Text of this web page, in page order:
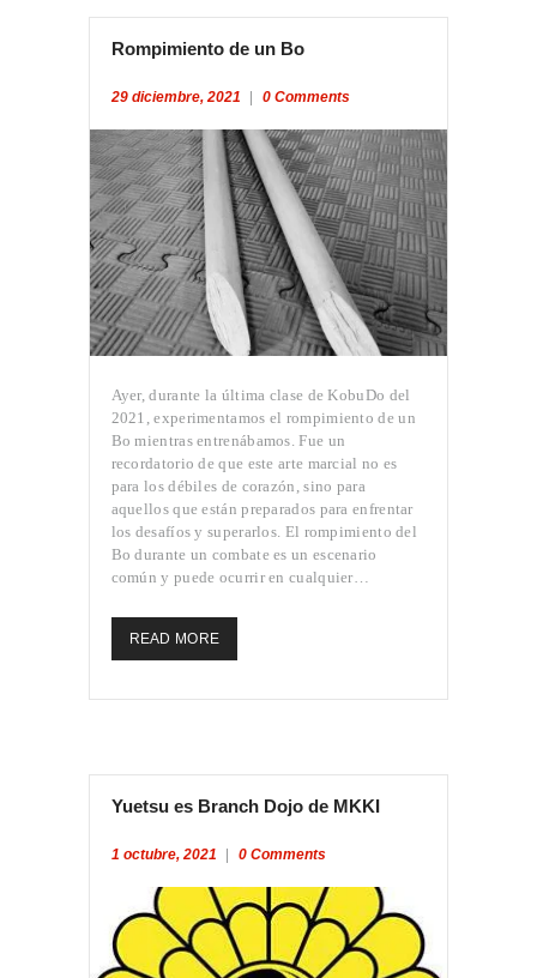
PROFESORES
ASSOCIATION
CONTACTO
Rompimiento de un Bo
29 diciembre, 2021 0 Comments
Ayer, durante la última clase de KobuDo del
2021, experimentamos el rompimiento de un
Bo mientras entrenábamos. Fue un
recordatorio de que este arte marcial no es
para los débiles de corazón, sino para
aquellos que están preparados para enfrentar
los desafíos y superarlos. El rompimiento del
Bo durante un combate es un escenario
común y puede ocurrir en cualquier…
READ MORE
Yuetsu es Branch Dojo de MKKI
1 octubre, 2021 0 Comments